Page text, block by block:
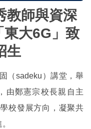
教師與資深
大6G 」致
生
sadeku）講堂，舉
由鄭憲宗校長親自主
校發展方向，凝聚共